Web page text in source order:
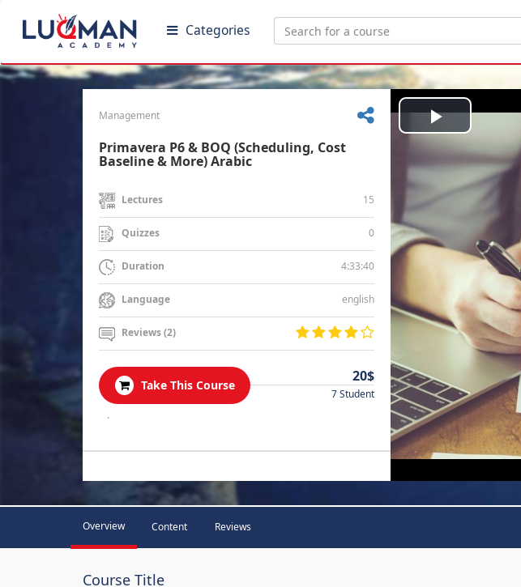
Categories
Management
Primavera P6 & BOQ (Scheduling, Cost
Baseline & More) Arabic
Lectures 15
Quizzes 0
Duration 4:33:40
Language english
Reviews (2)
Take This Course
20$
7 Student
.
Play
Video
Overview Content Reviews
Course Title